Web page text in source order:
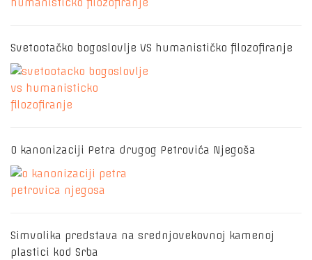
Svetootačko bogoslovlje VS humanističko filozofiranje
O kanonizaciji Petra drugog Petrovića Njegoša
Simvolika predstava na srednjovekovnoj kamenoj
plastici kod Srba